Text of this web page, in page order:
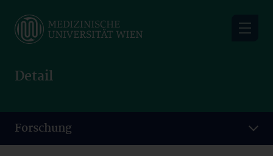
main
Detail
Forschung